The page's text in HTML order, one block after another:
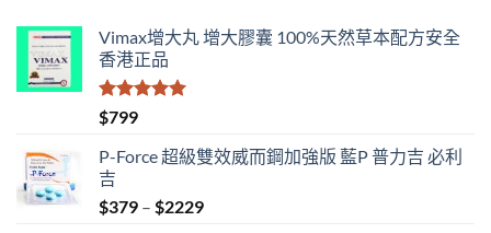
Vimax增大丸 增大膠囊 100%天然草本配方安全
香港正品
評分
滿分 5
$799
P-Force 超級雙效威而鋼加強版 藍P 普力吉 必利
吉
$379 – $2229Price